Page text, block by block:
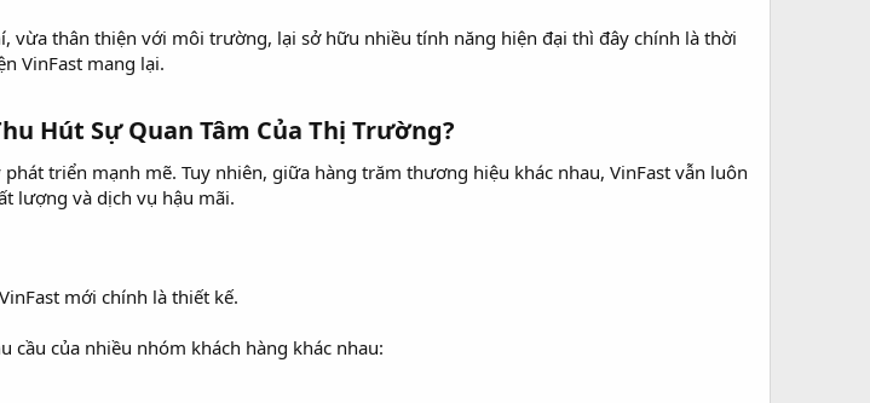
vừa thân thiện với môi trường, lại sở hữu nhiều tính năng hiện đại thì đây chính là thời
VinFast mang lại.
Hút Sự Quan Tâm Của Thị Trường?​
triển mạnh mẽ. Tuy nhiên, giữa hàng trăm thương hiệu khác nhau, VinFast vẫn luôn
lượng và dịch vụ hậu mãi.
mới chính là thiết kế.
cầu của nhiều nhóm khách hàng khác nhau: